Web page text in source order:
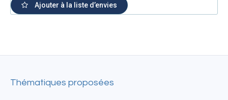
Ajouter à la liste d’envies
Thématiques proposées